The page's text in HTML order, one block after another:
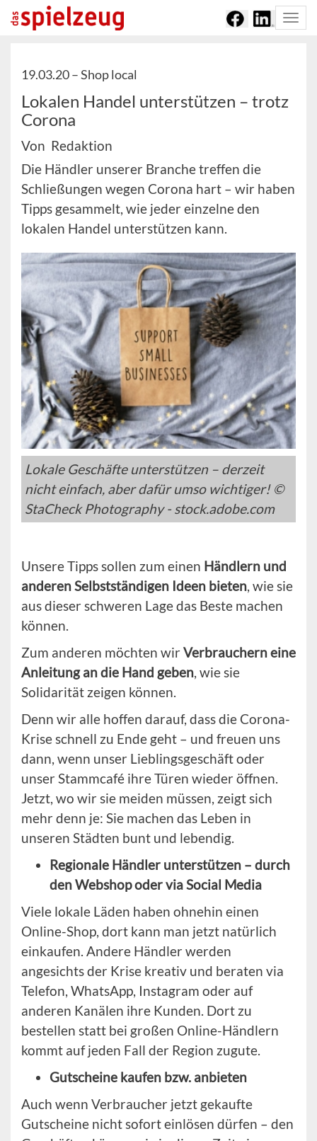
19.03.20 –Shop local
Lokalen Handel unterstützen – trotz
Corona
Von Redaktion
Die Händler unserer Branche treffen die
Schließungen wegen Corona hart – wir haben
Tipps gesammelt, wie jeder einzelne den
lokalen Handel unterstützen kann.
Lokale Geschäfte unterstützen – derzeit
nicht einfach, aber dafür umso wichtiger! ©
StaCheck Photography - stock.adobe.com
Unsere Tipps sollen zum einen Händlern und
anderen Selbstständigen Ideen bieten, wie sie
aus dieser schweren Lage das Beste machen
können.
Zum anderen möchten wirVerbrauchern eine
Anleitung an die Hand geben, wie sie
Solidarität zeigen können.
Denn wir alle hoffen darauf, dass die Corona-
Krise schnell zu Ende geht – und freuen uns
dann, wenn unser Lieblingsgeschäft oder
unser Stammcafé ihre Türen wieder öffnen.
Jetzt, wo wir sie meiden müssen, zeigt sich
mehr denn je: Sie machen das Leben in
unseren Städten bunt und lebendig.
Regionale Händler unterstützen – durch
den Webshop oder via Social Media
Viele lokale Läden haben ohnehin einen
Online-Shop, dort kann man jetzt natürlich
einkaufen. Andere Händler werden
angesichts der Krise kreativ und beraten via
Telefon, WhatsApp, Instagram oder auf
anderen Kanälen ihre Kunden. Dort zu
bestellen statt bei großen Online-Händlern
kommt auf jeden Fall der Region zugute.
Gutscheine kaufen bzw. anbieten
Auch wenn Verbraucher jetzt gekaufte
Gutscheine nicht sofort einlösen dürfen – den